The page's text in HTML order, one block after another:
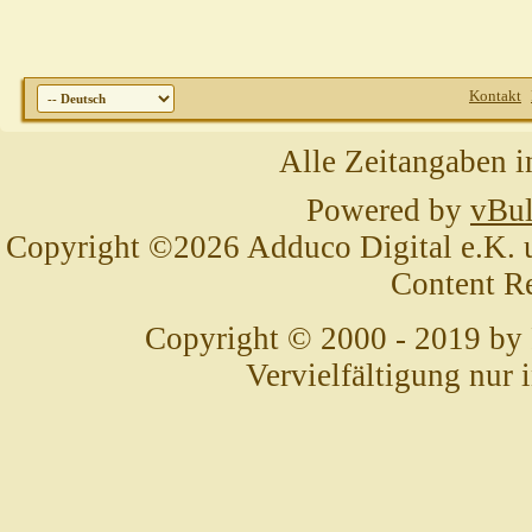
Kontakt
Alle Zeitangaben
Powered by
Copyright ©2026 Adduco Digital e.K.
Content
Copyright © 2000 - 2019 by
Vervielfältigung nur